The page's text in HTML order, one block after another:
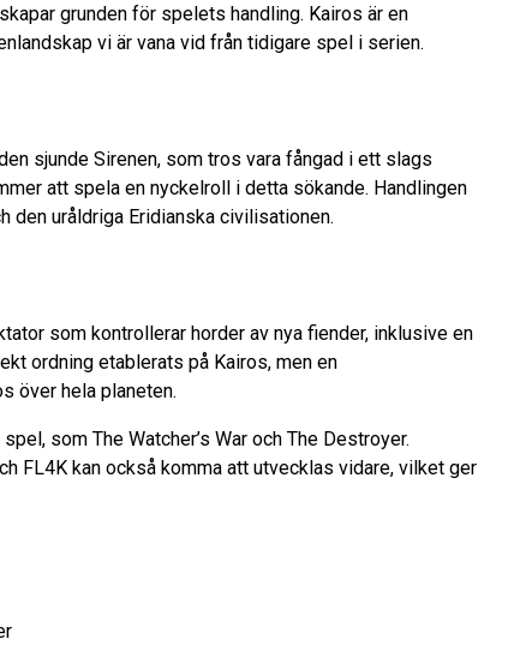
grunden för spelets handling. Kairos är en
vi är vana vid från tidigare spel i serien.
sjunde Sirenen, som tros vara fångad i ett slags
att spela en nyckelroll i detta sökande. Handlingen
den uråldriga Eridianska civilisationen.
som kontrollerar horder av nya fiender, inklusive en
ordning etablerats på Kairos, men en
över hela planeten.
som The Watcher’s War och The Destroyer.
FL4K kan också komma att utvecklas vidare, vilket ger